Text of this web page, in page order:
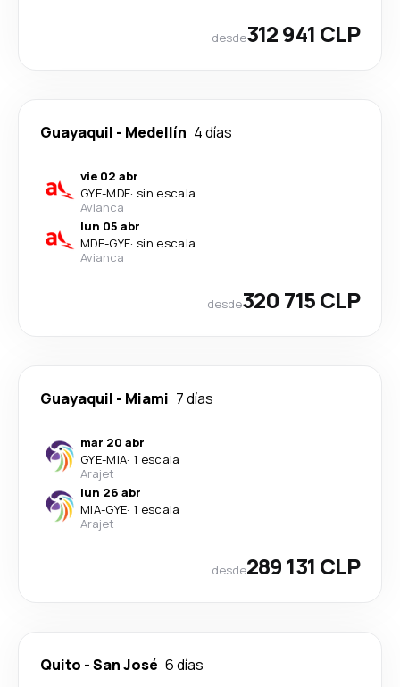
desde312 941 CLP
Guayaquil - Medellín 4 días
vie 02 abr
GYE-MDE· sin escala
Avianca
lun 05 abr
MDE-GYE· sin escala
Avianca
desde320 715 CLP
Guayaquil - Miami 7 días
mar 20 abr
GYE-MIA· 1 escala
Arajet
lun 26 abr
MIA-GYE· 1 escala
Arajet
desde289 131 CLP
Quito -San José 6 días